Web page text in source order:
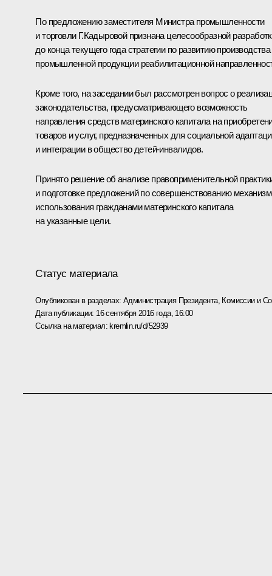
По предложению заместителя Министра промышленности
и торговли Г.Кадыровой признана целесообразной
до конца текущего года стратегии по развитию производства
промышленной продукции реабилитационной
Кроме того, на заседании был рассмотрен вопрос о
законодательства, предусматривающего возможность
направления средств материнского капитала на
товаров и услуг, предназначенных для социальной
и интеграции в общество детей-инвалидов.
Принято решение об анализе правоприменительной
и подготовке предложений по совершенствованию
использования гражданами материнского капитала
на указанные цели.
Статус материала
Опубликован в разделах: Администрация Президента, Комиссии и
Дата публикации: 16 сентября 2016 года, 16:00
Ссылка на материал: kremlin.ru/d/52939